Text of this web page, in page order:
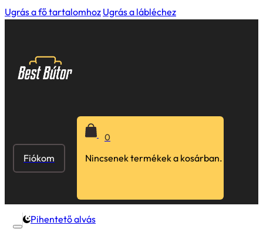
Ugrás a fő tartalomhoz Ugrás a lábléchez
Fiókom
0
Nincsenek termékek a kosárban.
Pihentető alvás